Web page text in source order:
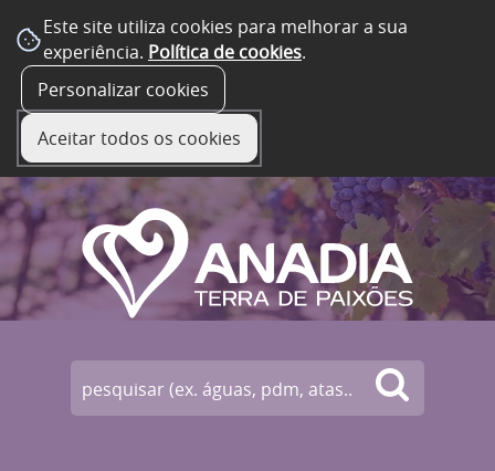
Este site utiliza cookies para melhorar a sua
experiência. Política de cookies.
Personalizar cookies
Aceitar todos os cookies